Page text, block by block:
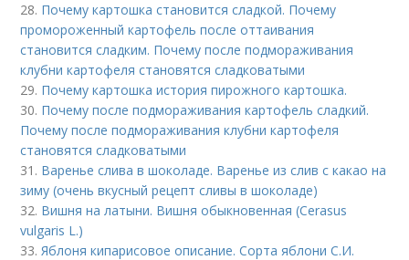
28. Почему картошка становится сладкой. Почему
промороженный картофель после оттаивания
становится сладким. Почему после подмораживания
клубни картофеля становятся сладковатыми
29. Почему картошка история пирожного картошка.
30. Почему после подмораживания картофель сладкий.
Почему после подмораживания клубни картофеля
становятся сладковатыми
31. Варенье слива в шоколаде. Варенье из слив с какао на
зиму (очень вкусный рецепт сливы в шоколаде)
32. Вишня на латыни. Вишня обыкновенная (Cerasus
vulgaris L.)
33.Яблоня кипарисовое описание. Сорта яблони С.И.